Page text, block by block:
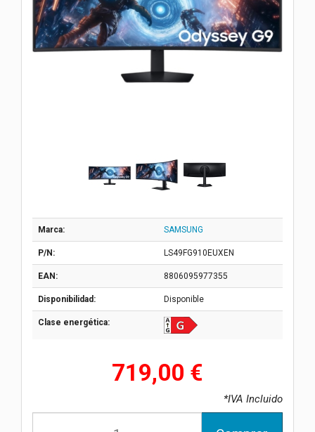
Marca: SAMSUNG
P/N: LS49FG910EUXEN
EAN: 8806095977355
Disponibilidad: Disponible
Clase energética:
719,00 €
*IVA Incluido